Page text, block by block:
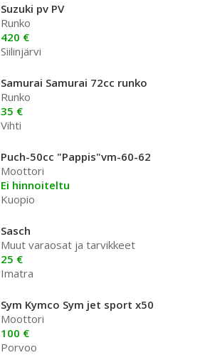
Suzuki pv PV
Runko
420 €
Siilinjärvi
Samurai Samurai 72cc runko
Runko
35 €
Vihti
Puch-50cc "Pappis"vm-60-62
Moottori
Ei hinnoiteltu
Kuopio
Sasch
Muut varaosat ja tarvikkeet
25 €
Imatra
Sym Kymco Sym jet sport x50
Moottori
100 €
Porvoo